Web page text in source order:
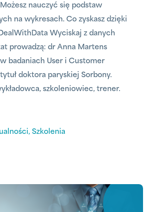
nauczyć się podstaw
na wykresach. Co zyskasz dzięki
Wyciskaj z danych
prowadzą: dr Anna Martens
badaniach User i Customer
doktora paryskiej Sorbony.
szkoleniowiec, trener.
, Szkolenia